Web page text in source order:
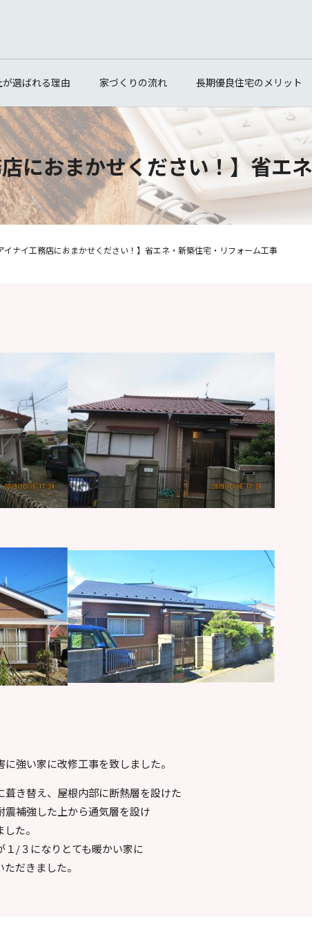
が選ばれる理由 家づくりの流れ 長期優良住宅のメリット
店におまかせください！】省エ
イナイ工務店におまかせください！】省エネ・新築住宅・リフォーム工事
強い家に改修工事を致しました。
き替え、屋根内部に断熱層を設けた
補強した上から通気層を設け
た。
１/３になりとても暖かい家に
だきました。